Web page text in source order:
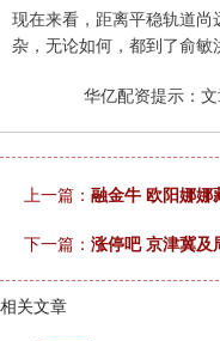
现在来看，距离平稳轨道
杂，无论如何，都到了俞敏
华亿配资提示：
上一篇： 融金牛 欧阳娜娜
下一篇： 涨停吧 京津冀及
相关文章